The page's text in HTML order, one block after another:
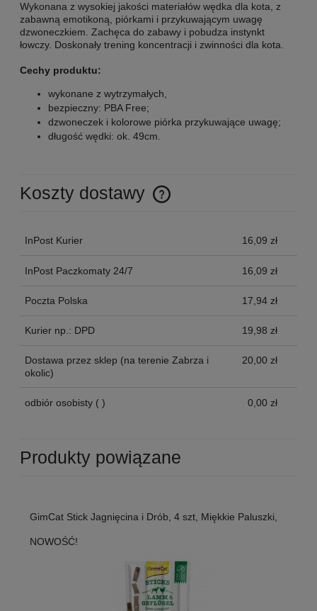
Wykonana z wysokiej jakości materiałów wędka dla kota, z
zabawną emotikoną, piórkami i przykuwającym uwagę
dzwoneczkiem. Zachęca do zabawy i pobudza instynkt
łowczy. Doskonały trening koncentracji i zwinności dla kota.
Cechy produktu:
wykonane z wytrzymałych,
bezpieczny: PBA Free;
dzwoneczek i kolorowe piórka przykuwające uwagę;
długość wędki: ok. 49cm.
Koszty dostawy
Cena nie zawiera ewentualnych kosztów płatności
InPost Kurier 16,09 zł
InPost Paczkomaty 24/7 16,09 zł
Poczta Polska 17,94 zł
Kurier np.: DPD 19,98 zł
Dostawa przez sklep (na terenie Zabrza i
okolic)
20,00 zł
odbiór osobisty ( ) 0,00 zł
Produkty powiązane
GimCat Stick Jagnięcina i Drób, 4 szt, Miękkie Paluszki,
NOWOŚĆ!